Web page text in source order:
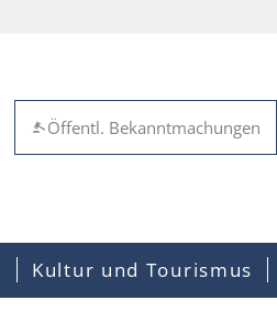
Öffentl. Bekanntmachungen
Kultur und Tourismus